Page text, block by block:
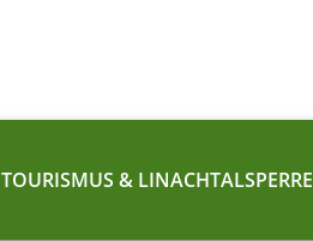
TOURISMUS & LINACHTALSPERRE